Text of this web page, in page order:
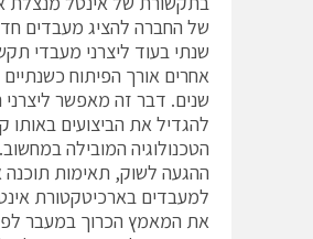
של החברה להציג מעבדים
שנתי בעוד ליצרני מעבדי
אחרים אורך הפיתוח
שנים. דבר זה מאפשר ליצרני
להגדיל את הביצועים באותו
הטכנולוגיה המובילה
ההגעה לשוק, תאימות תוכנה
למעבדים בארכיטקטורת
את המאמץ הכרוך במעבר